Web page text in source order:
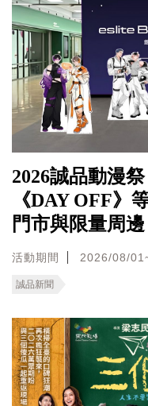
2026誠品動漫
《DAY OFF》
門市與限量周邊
活動期間 2026/08/
誠品新聞